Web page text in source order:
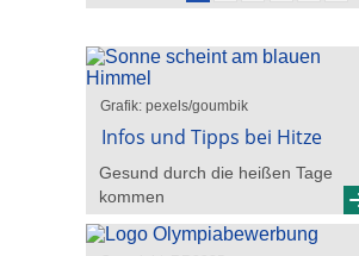
Grafik: pexels/goumbik
Infos und Tipps bei Hitze
Gesund durch die heißen Tage
kommen